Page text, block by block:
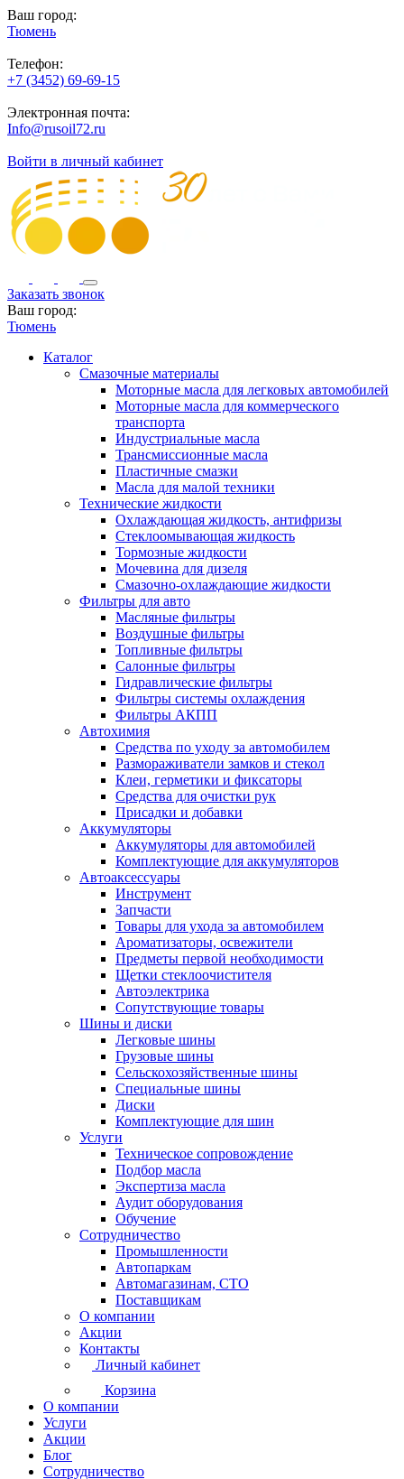
Ваш город:
Тюмень
Телефон:
+7 (3452) 69-69-15
Электронная почта:
Info@rusoil72.ru
Войти в личный кабинет
Заказать звонок
Ваш город:
Тюмень
Каталог
Смазочные материалы
Моторные масла для легковых автомобилей
Моторные масла для коммерческого
транспорта
Индустриальные масла
Трансмиссионные масла
Пластичные смазки
Масла для малой техники
Технические жидкости
Охлаждающая жидкость, антифризы
Стеклоомывающая жидкость
Тормозные жидкости
Мочевина для дизеля
Смазочно-охлаждающие жидкости
Фильтры для авто
Масляные фильтры
Воздушные фильтры
Топливные фильтры
Салонные фильтры
Гидравлические фильтры
Фильтры системы охлаждения
Фильтры АКПП
Автохимия
Средства по уходу за автомобилем
Размораживатели замков и стекол
Клеи, герметики и фиксаторы
Средства для очистки рук
Присадки и добавки
Аккумуляторы
Аккумуляторы для автомобилей
Комплектующие для аккумуляторов
Автоаксессуары
Инструмент
Запчасти
Товары для ухода за автомобилем
Ароматизаторы, освежители
Предметы первой необходимости
Щетки стеклоочистителя
Автоэлектрика
Сопутствующие товары
Шины и диски
Легковые шины
Грузовые шины
Сельскохозяйственные шины
Специальные шины
Диски
Комплектующие для шин
Услуги
Техническое сопровождение
Подбор масла
Экспертиза масла
Аудит оборудования
Обучение
Сотрудничество
Промышленности
Автопаркам
Автомагазинам, СТО
Поставщикам
О компании
Акции
Контакты
Личный кабинет
Корзина
О компании
Услуги
Акции
Блог
Сотрудничество